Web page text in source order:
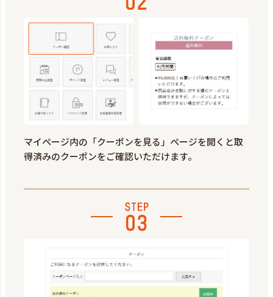
マイページ内の「クーポンを見る」ページを開くと取
得済みのクーポンをご確認いただけます。